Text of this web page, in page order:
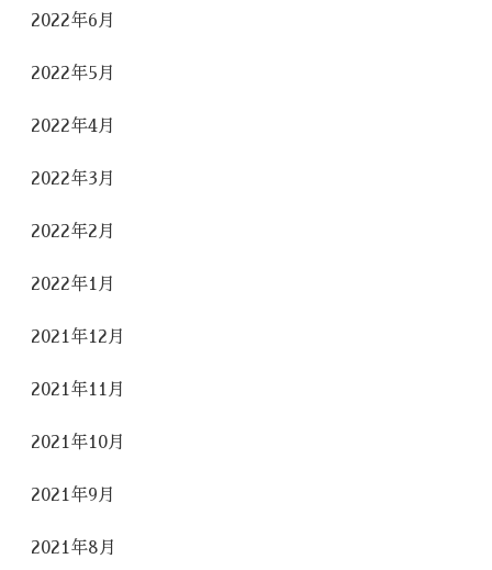
2022年6月
2022年5月
2022年4月
2022年3月
2022年2月
2022年1月
2021年12月
2021年11月
2021年10月
2021年9月
2021年8月